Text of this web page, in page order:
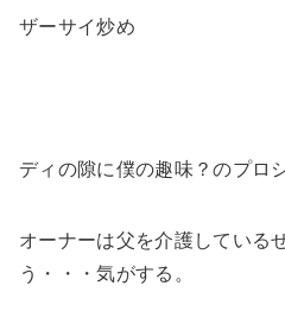
ザーサイ炒め
ディの隙に僕の趣味？のプロ
オーナーは父を介護している
う・・・気がする。